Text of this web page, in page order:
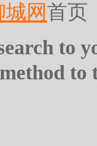
城网首页
to
to